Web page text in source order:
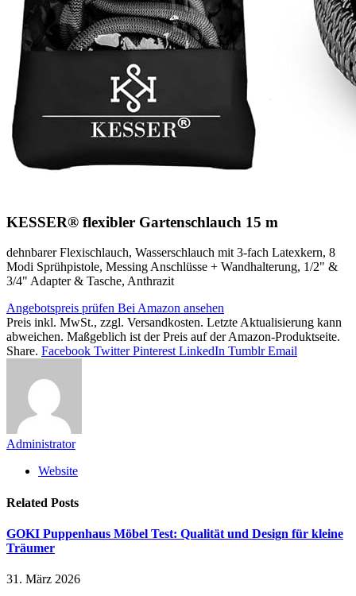
KESSER® flexibler Gartenschlauch 15 m
dehnbarer Flexischlauch, Wasserschlauch mit 3-fach Latexkern, 8
Modi Sprühpistole, Messing Anschlüsse + Wandhalterung, 1/2" &
3/4" Adapter & Tasche, Anthrazit
Angebotspreis prüfen Bei Amazon ansehen
Preis inkl. MwSt., zzgl. Versandkosten. Letzte Aktualisierung kann
abweichen. Maßgeblich ist der Preis auf der Amazon-Produktseite.
Share. Facebook Twitter Pinterest LinkedIn Tumblr Email
Administrator
Website
Related Posts
GOKI Puppenhaus Möbel Test: Qualität und Design für kleine
Träumer
31. März 2026